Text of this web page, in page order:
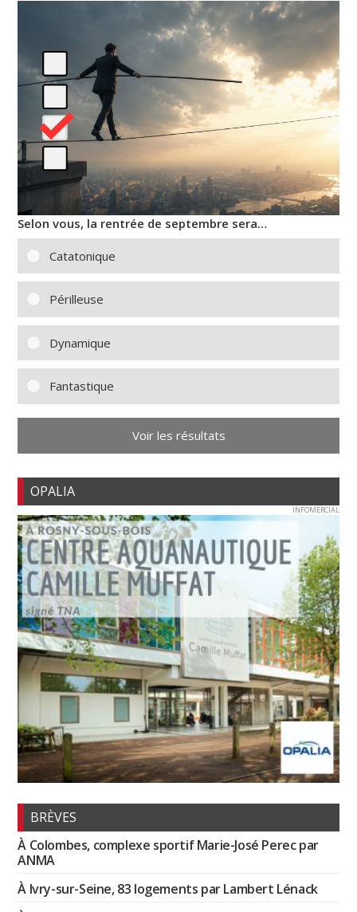
Selon vous, la rentrée de septembre sera…
Catatonique
Périlleuse
Dynamique
Fantastique
Voir les résultats
OPALIA
INFOMERCIAL
BRÈVES
À Colombes, complexe sportif Marie-José Perec par
ANMA
À Ivry-sur-Seine, 83 logements par Lambert Lénack